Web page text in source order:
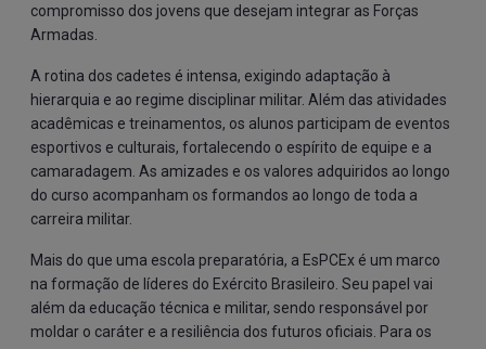
compromisso dos jovens que desejam integrar as Forças
Armadas.
A rotina dos cadetes é intensa, exigindo adaptação à
hierarquia e ao regime disciplinar militar. Além das atividades
acadêmicas e treinamentos, os alunos participam de eventos
esportivos e culturais, fortalecendo o espírito de equipe e a
camaradagem. As amizades e os valores adquiridos ao longo
do curso acompanham os formandos ao longo de toda a
carreira militar.
Mais do que uma escola preparatória, a EsPCEx é um marco
na formação de líderes do Exército Brasileiro. Seu papel vai
além da educação técnica e militar, sendo responsável por
moldar o caráter e a resiliência dos futuros oficiais. Para os